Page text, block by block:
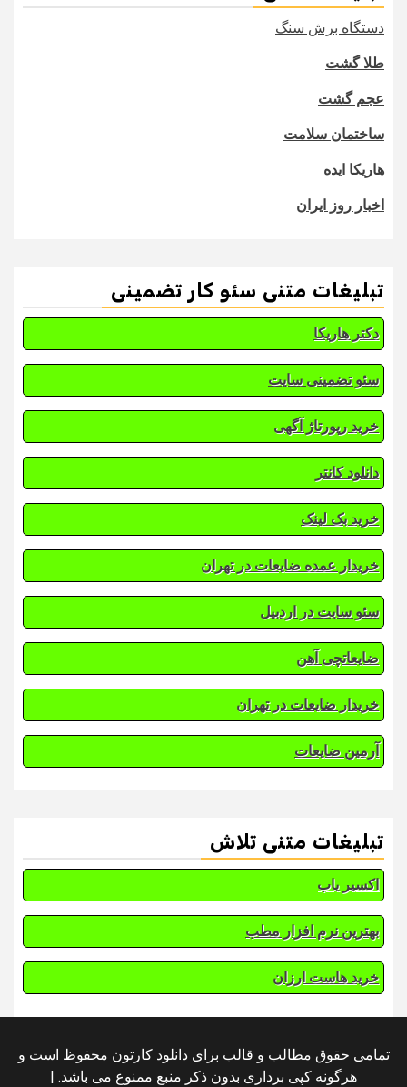
دستگاه برش سنگ
طلا گشت
عجم گشت
ساختمان سلامت
هاریکا ایده
اخبار روز ایران
تبلیغات متنی سئو کار تضمینی
دکتر هاریکا
سئو تضمینی سایت
خرید رپورتاژ آگهی
دانلود کانتر
خرید بک لینک
خریدار عمده ضایعات در تهران
سئو سایت در اردبیل
ضایعاتچی آهن
خریدار ضایعات در تهران
آرمین ضایعات
تبلیغات متنی تلاش
اکسیر یاب
بهترین نرم افزار مطب
خرید هاست ارزان
تمامی حقوق مطالب و قالب برای دانلود کارتون محفوظ است و
هرگونه کپی برداری بدون ذکر منبع ممنوع می باشد. |